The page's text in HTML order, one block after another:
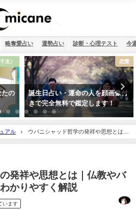
略奪愛占い 運勢占い 診断・心理テスト 今
恋愛
付
不倫
相性占い・既婚者なのに片思い…
この恋愛は上手くいく？諦めるべ
き？
アル
ウパニシャッド哲学の発祥や思想とは｜
やすく解説
発祥や思想とは｜仏教やバ
かりやすく解説
います